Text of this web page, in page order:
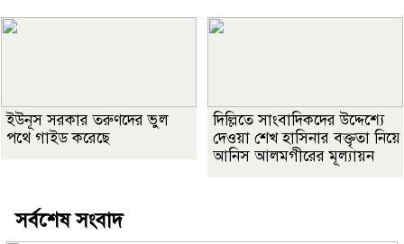
ইউনূস সরকার তরুণদের ভুল
পথে গাইড করেছে
দিল্লিতে সাংবাদিকদের উদ্দেশ্যে
দেওয়া শেখ হাসিনার বক্তৃতা নিয়ে
আনিস আলমগীরের মূল্যায়ন
সর্বশেষ সংবাদ